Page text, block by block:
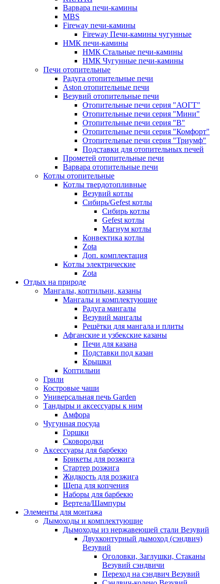
Варвара печи-камины
MBS
Fireway печи-камины
Fireway Печи-камины чугунные
НМК печи-камины
НМК Стальные печи-камины
НМК Чугунные печи-камины
Печи отопительные
Радуга отопительные печи
Aston отопительные печи
Везувий отопительные печи
Отопительные печи серия "АОГТ"
Отопительные печи серия "Мини"
Отопительные печи серия "В"
Отопительные печи серия "Комфорт"
Отопительные печи серия "Триумф"
Подставки для отопительных печей
Прометей отопительные печи
Варвара отопительные печи
Котлы отопительные
Котлы твердотопливные
Везувий котлы
Сибирь/Gefest котлы
Сибирь котлы
Gefest котлы
Магнум котлы
Конвектика котлы
Zota
Доп. комплектация
Котлы электрические
Zota
Отдых на природе
Мангалы, коптильни, казаны
Мангалы и комплектующие
Радуга мангалы
Везувий мангалы
Решётки для мангала и плиты
Афганские и узбекские казаны
Печи для казана
Подставки под казан
Крышки
Коптильни
Грили
Костровые чаши
Универсальная печь Garden
Тандыры и аксессуары к ним
Амфора
Чугунная посуда
Горшки
Сковородки
Аксессуары для барбекю
Брикеты для розжига
Стартер розжига
Жидкость для розжига
Щепа для копчения
Наборы для барбекю
Вертела/Шампуры
Элементы для монтажа
Дымоходы и комплектующие
Дымоходы из нержавеющей стали Везувий
Двухконтурный дымоход (сэндвич)
Везувий
Оголовки, Заглушки, Стаканы
Везувий сэндвичи
Переход на сэндвич Везувий